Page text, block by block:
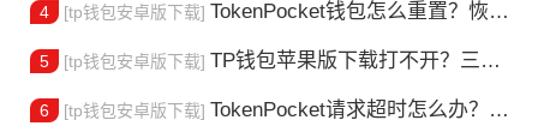
4 [tp钱包安卓版下载] TokenPocket钱包怎么重置？恢复出厂设置方法详解
5 [tp钱包安卓版下载] TP钱包苹果版下载打不开？三步解决下载问题
6 [tp钱包安卓版下载] TokenPocket请求超时怎么办？这几招帮你快速解决